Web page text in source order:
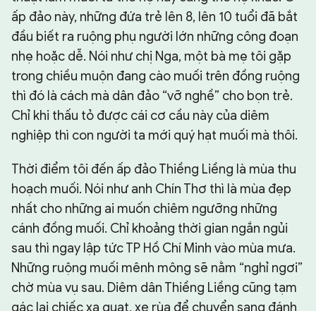
ấp đảo này, những đứa trẻ lên 8, lên 10 tuổi đã bắt
đầu biết ra ruộng phụ người lớn những công đoạn
nhẹ hoặc dễ. Nói như chị Nga, một bà mẹ tôi gặp
trong chiều muộn đang cào muối trên đồng ruộng
thì đó là cách mà dân đảo “vỡ nghề” cho bọn trẻ.
Chỉ khi thấu tỏ được cái cơ cầu này của diêm
nghiệp thì con người ta mới quý hạt muối mà thôi.
Thời điểm tôi đến ấp đảo Thiềng Liềng là mùa thu
hoạch muối. Nói như anh Chín Thơ thì là mùa đẹp
nhất cho những ai muốn chiêm ngưỡng những
cánh đồng muối. Chỉ khoảng thời gian ngắn ngủi
sau thì ngay lập tức TP Hồ Chí Minh vào mùa mưa.
Những ruộng muối mênh mông sẽ nằm “nghỉ ngơi”
chờ mùa vụ sau. Diêm dân Thiềng Liềng cũng tạm
gác lại chiếc xa quạt, xe rùa để chuyển sang đánh